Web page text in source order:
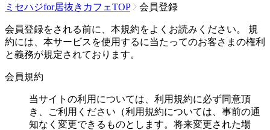
ミセハジfor居抜きカフェTOP
会員登録
会員登録をされる前に、本規約をよくお読みください。
規
約には、本サービスを使用するに当たってのお客さまの権利
と義務が規定されております。
会員規約
当サイトの利用については、利用規約に必ず同意頂
き、ご利用ください（利用規約については、事前の通
知なく変更できるものとします。将来変更された場